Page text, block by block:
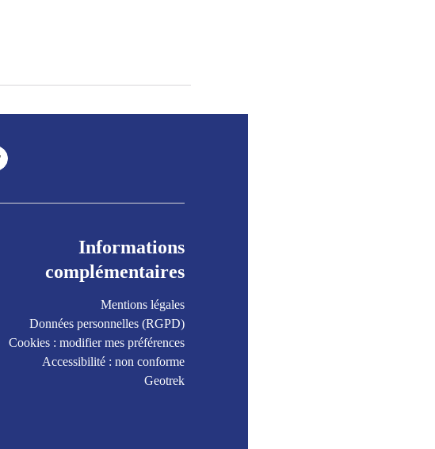
Informations
complémentaires
Mentions légales
Données personnelles (RGPD)
Cookies : modifier mes préférences
Accessibilité : non conforme
Geotrek